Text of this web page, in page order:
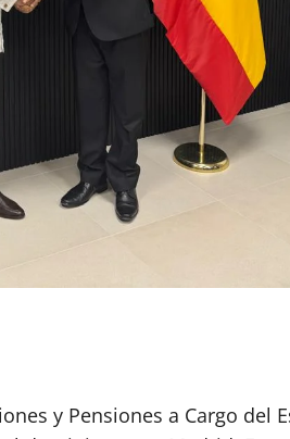
y Pensiones a Cargo del